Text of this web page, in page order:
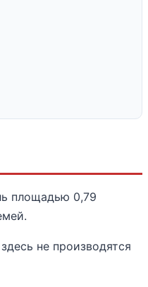
площадью 0,79
не производятся